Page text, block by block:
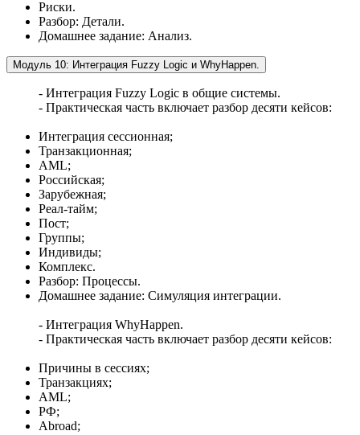
Риски.
Разбор: Детали.
Домашнее задание: Анализ.
Модуль 10: Интеграция Fuzzy Logic и WhyHappen.
- Интеграция Fuzzy Logic в общие системы.
- Практическая часть включает разбор десяти кейсов:
Интеграция сессионная;
Транзакционная;
AML;
Российская;
Зарубежная;
Реал-тайм;
Пост;
Группы;
Индивиды;
Комплекс.
Разбор: Процессы.
Домашнее задание: Симуляция интеграции.
- Интеграция WhyHappen.
- Практическая часть включает разбор десяти кейсов:
Причины в сессиях;
Транзакциях;
AML;
РФ;
Abroad;